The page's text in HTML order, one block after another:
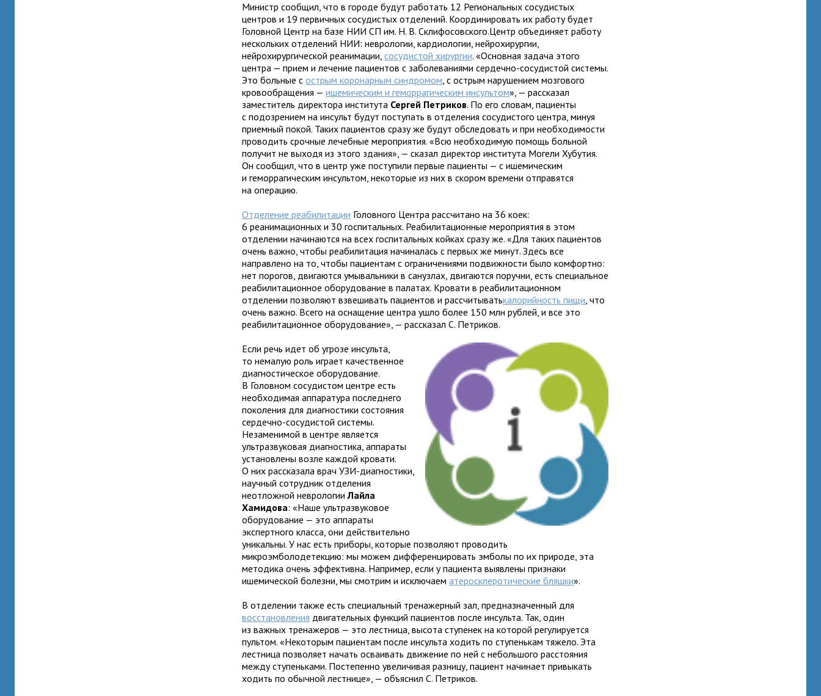
Министр сообщил, что в городе будут работать 12 Региональных сосудистых
центров и 19 первичных сосудистых отделений. Координировать их работу будет
Головной Центр на базе НИИ СП им. Н. В. Склифосовского.Центр объединяет работу
нескольких отделений НИИ: неврологии, кардиологии, нейрохирургии,
нейрохирургической реанимации,сосудистой хирургии. «Основная задача этого
центра — прием и лечение пациентов с заболеваниями сердечно-сосудистой системы.
Это больные сострым коронарным синдромом, с острым нарушением мозгового
кровообращения —ишемическим и геморрагическим инсультом», — рассказал
заместитель директора института Сергей Петриков. По его словам, пациенты
с подозрением на инсульт будут поступать в отделения сосудистого центра, минуя
приемный покой. Таких пациентов сразу же будут обследовать и при необходимости
проводить срочные лечебные мероприятия. «Всю необходимую помощь больной
получит не выходя из этого здания», — сказал директор института Могели Хубутия.
Он сообщил, что в центр уже поступили первые пациенты — с ишемическим
и геморрагическим инсультом, некоторые из них в скором времени отправятся
на операцию.
Отделение реабилитации Головного Центра рассчитано на 36 коек:
6 реанимационных и 30 госпитальных. Реабилитационные мероприятия в этом
отделении начинаются на всех госпитальных койках сразу же. «Для таких пациентов
очень важно, чтобы реабилитация начиналась с первых же минут. Здесь все
направлено на то, чтобы пациентам с ограничениями подвижности было комфортно:
нет порогов, двигаются умывальники в санузлах, двигаются поручни, есть специальное
реабилитационное оборудование в палатах. Кровати в реабилитационном
отделении позволяют взвешивать пациентов и рассчитыватькалорийность пищи, что
очень важно. Всего на оснащение центра ушло более 150 млн рублей, и все это
реабилитационное оборудование», — рассказал С. Петриков.
Если речь идет об угрозе инсульта,
то немалую роль играет качественное
диагностическое оборудование.
В Головном сосудистом центре есть
необходимая аппаратура последнего
поколения для диагностики состояния
сердечно-сосудистой системы.
Незаменимой в центре является
ультразвуковая диагностика, аппараты
установлены возле каждой кровати.
О них рассказала врач УЗИ-диагностики,
научный сотрудник отделения
неотложной неврологииЛайла
Хамидова: «Наше ультразвуковое
оборудование — это аппараты
экспертного класса, они действительно
уникальны. У нас есть приборы, которые позволяют проводить
микроэмболодетекцию: мы можем дифференцировать эмболы по их природе, эта
методика очень эффективна. Например, если у пациента выявлены признаки
ишемической болезни, мы смотрим и исключаематеросклеротические бляшки».
В отделении также есть специальный тренажерный зал, предназначенный для
восстановления двигательных функций пациентов после инсульта. Так, один
из важных тренажеров — это лестница, высота ступенек на которой регулируется
пультом. «Некоторым пациентам после инсульта ходить по ступенькам тяжело. Эта
лестница позволяет начать осваивать движение по ней с небольшого расстояния
между ступеньками. Постепенно увеличивая разницу, пациент начинает привыкать
ходить по обычной лестнице», — объяснил С. Петриков.